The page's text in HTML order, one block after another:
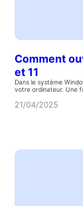
Comment
et 11
Dans le système
votre ordinateur. Une
21/04/2025